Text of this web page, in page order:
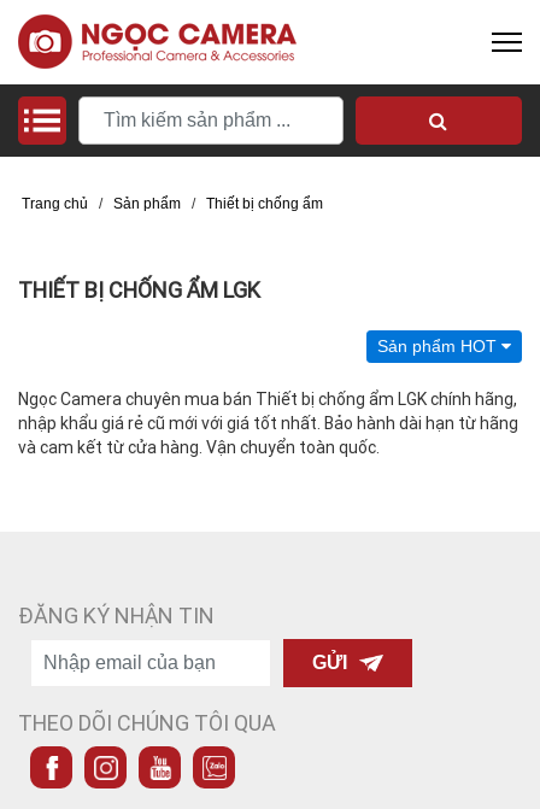
Trang chủ / Sản phẩm / Thiết bị chống ẩm
THIẾT BỊ CHỐNG ẨM LGK
Sản phẩm HOT
Ngọc Camera chuyên mua bán Thiết bị chống ẩm LGK chính hãng,
nhập khẩu giá rẻ cũ mới với giá tốt nhất. Bảo hành dài hạn từ hãng
và cam kết từ cửa hàng. Vận chuyển toàn quốc.
ĐĂNG KÝ NHẬN TIN
GỬI
THEO DÕI CHÚNG TÔI QUA